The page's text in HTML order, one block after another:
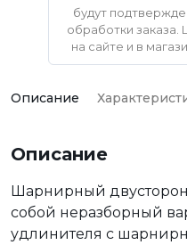
будут
обработки заказа.
на сайте и в
Описание
Описание
Шарнирный
собой неразборный
удлинителя с